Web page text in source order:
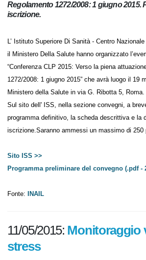
Regolamento 1272/2008: 1 giugno 2015.
iscrizione.
L’ Istituto Superiore Di Sanità - Centro
il Ministero Della Salute hanno organizzato
“Conferenza CLP 2015: Verso la piena
1272/2008: 1 giugno 2015” che avrà luogo il 19
Ministero della Salute in via G. Ribotta 5, Roma.
Sul sito dell' ISS, nella sezione convegni, a
programma definitivo, la scheda descrittiva e la
iscrizione.Saranno ammessi un massimo di 250
Sito ISS >>
Programma preliminare del convegno (.pdf -
Fonte: INAIL
11/05/2015: Monitoraggio
stress